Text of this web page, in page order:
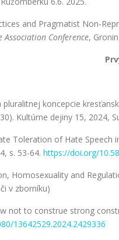
and Pragmatist Non-
Association Conference,
pluralitnej koncepcie
Kultúrne dejiny 15, 2024,
Toleration of Hate Speech
s. 53-64. https://doi.org/
Homosexuality and
v zborníku)
not to construe strong
13642529.2024.2429336